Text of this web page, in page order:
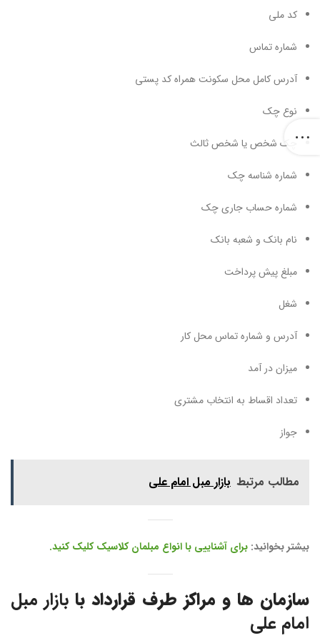
کد ملی
شماره تماس
آدرس کامل محل سکونت همراه کد پستی
نوع چک
چک شخص یا شخص ثالث
شماره شناسه چک
شماره حساب جاری چک
نام بانک و شعبه بانک
مبلغ پیش پرداخت
شغل
آدرس و شماره تماس محل کار
میزان در آمد
تعداد اقساط به انتخاب مشتری
جواز
مطالب مرتبط بازار مبل امام علی
بیشتر بخوانید: برای آشناییی با انواع مبلمان کلاسیک کلیک کنید.
سازمان ها و مراکز طرف قرارداد با بازار مبل
امام علی